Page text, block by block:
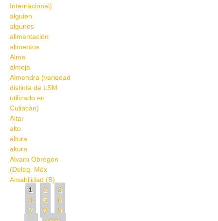
Internacional)
alguien
algunos
alimentación
alimentos
Alma
almeja
Almendra (variedad
distinta de LSM
utilizado en
Culiacán)
Altar
alto
altura
altura
Alvaro Obregon
(Deleg. Méx
Amabilidad (B)
Pages
1 2
3
4
5
6
7
8
9